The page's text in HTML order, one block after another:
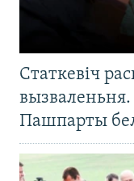
Статкевіч
вызваленьня.
Пашпарты